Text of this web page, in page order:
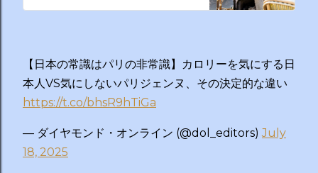
【日本の常識はパリの非常識】カロリーを気にする日
本人VS気にしないパリジェンヌ、その決定的な違い
https://t.co/bhsR9hTiGa
— ダイヤモンド・オンライン (@dol_editors)July
18, 2025